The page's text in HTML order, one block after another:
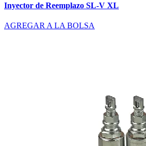
Inyector de Reemplazo SL-V XL
AGREGAR A LA BOLSA